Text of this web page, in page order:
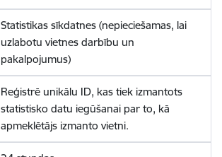
Statistikas sīkdatnes (nepieciešamas, lai
uzlabotu vietnes darbību un
pakalpojumus)
Reģistrē unikālu ID, kas tiek izmantots
statistisko datu iegūšanai par to, kā
apmeklētājs izmanto vietni.